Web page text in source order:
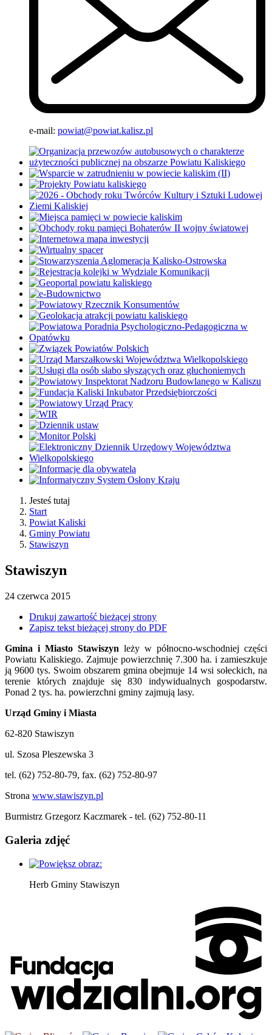
e-mail: powiat@powiat.kalisz.pl
Jesteś tutaj
Start
Powiat Kaliski
Gminy Powiatu
Stawiszyn
Stawiszyn
24 czerwca 2015
Drukuj zawartość bieżącej strony
Zapisz tekst bieżącej strony do PDF
Gmina i Miasto Stawiszyn leży w północno-wschodniej części
Powiatu Kaliskiego. Zajmuje powierzchnię 7.300 ha. i zamieszkuje
ją 9600 tys. Swoim obszarem gmina obejmuje 14 wsi sołeckich, na
terenie których znajduje się 830 indywidualnych gospodarstw.
Ponad 2 tys. ha. powierzchni gminy zajmują lasy.
Urząd Gminy i Miasta
62-820 Stawiszyn
ul. Szosa Pleszewska 3
tel. (62) 752-80-79, fax. (62) 752-80-97
Strona www.stawiszyn.pl
Burmistrz Grzegorz Kaczmarek - tel. (62) 752-80-11
Galeria zdjęć
Herb Gminy Stawiszyn